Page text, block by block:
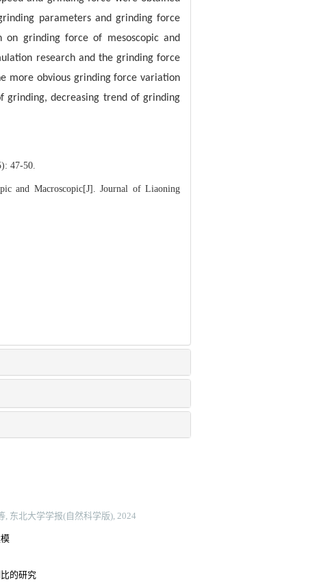
parameters and grinding force
on grinding force of mesoscopic and
research and the grinding force
more obvious grinding force variation
grinding, decreasing trend of grinding
47-50.
and Macroscopic[J]. Journal of Liaoning
东北大学学报(自然科学版), 2024
的研究